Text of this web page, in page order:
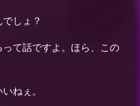
しょ？
て話ですよ。ほら、この
ねぇ。